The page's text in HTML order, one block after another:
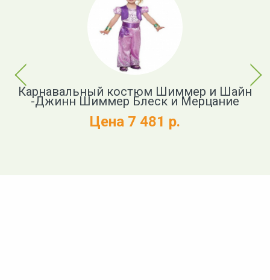
Previous
Карнавальный костюм Шиммер и Шайн
-Джинн Шиммер Блеск и Мерцание
Цена 7 481 р.
Next